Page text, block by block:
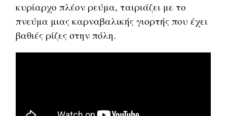
κυρίαρχο πλέον ρεύμα, ταιριάζει με το
πνεύμα μιας καρναβαλικής γιορτής που έχει
βαθιές ρίζες στην πόλη.